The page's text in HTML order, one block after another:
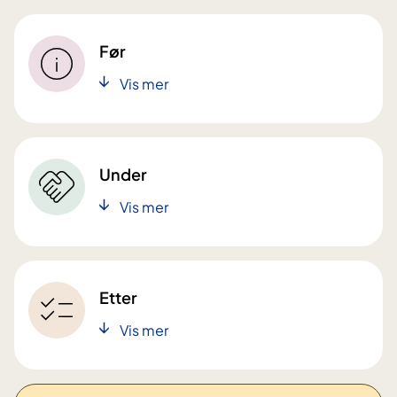
Før
Vis mer
Under
Vis mer
Etter
Vis mer